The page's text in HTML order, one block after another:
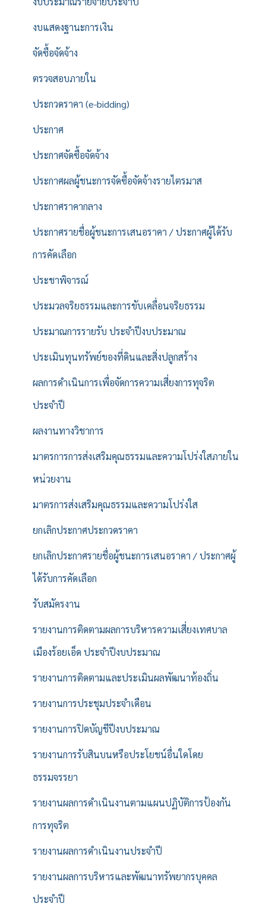
งบแสดงฐานะการเงิน
จัดซื้อจัดจ้าง
ตรวจสอบภายใน
ประกวดราคา (e-bidding)
ประกาศ
ประกาศจัดซื้อจัดจ้าง
ประกาศผลผู้ชนะการจัดซื้อจัดจ้างรายไตรมาส
ประกาศราคากลาง
ประกาศรายชื่อผู้ชนะการเสนอราคา / ประกาศผู้ได้รับ
การคัดเลือก
ประชาพิจารณ์
ประมวลจริยธรรมและการขับเคลื่อนจริยธรรม
ประมาณการรายรับ ประจำปีงบประมาณ
ประเมินทุนทรัพย์ของที่ดินและสิ่งปลูกสร้าง
ผลการดำเนินการเพื่อจัดการความเสี่ยงการทุจริต
ประจำปี
ผลงานทางวิชาการ
มาตรการการส่งเสริมคุณธรรมและความโปร่งใสภายใน
หน่วยงาน
มาตรการส่งเสริมคุณธรรมและความโปร่งใส
ยกเลิกประกาศประกวดราคา
ยกเลิกประกาศรายชื่อผู้ชนะการเสนอราคา / ประกาศผู้
ได้รับการคัดเลือก
รับสมัครงาน
รายงานการติดตามผลการบริหารความเสี่ยงเทศบาล
เมืองร้อยเอ็ด ประจำปีงบประมาณ
รายงานการติดตามและประเมินผลพัฒนาท้องถิ่น
รายงานการประชุมประจำเดือน
รายงานการปิดบัญชีปีงบประมาณ
รายงานการรับสินบนหรือประโยชน์อื่นใดโดย
ธรรมจรรยา
รายงานผลการดำเนินงานตามแผนปฏิบัติการป้องกัน
การทุจริต
รายงานผลการดำเนินงานประจำปี
รายงานผลการบริหารและพัฒนาทรัพยากรบุคคล
ประจำปี